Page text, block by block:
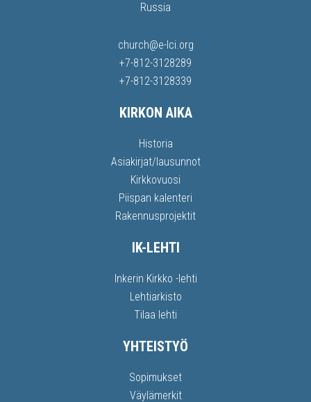
Russia
church@e-lci.org
+7-812-3128289
+7-812-3128339
KIRKON AIKA
Historia
Asiakirjat/lausunnot
Kirkkovuosi
Piispan kalenteri
Rakennusprojektit
IK-LEHTI
Inkerin Kirkko -lehti
Lehtiarkisto
Tilaa lehti
YHTEISTYÖ
Sopimukset
Väylämerkit